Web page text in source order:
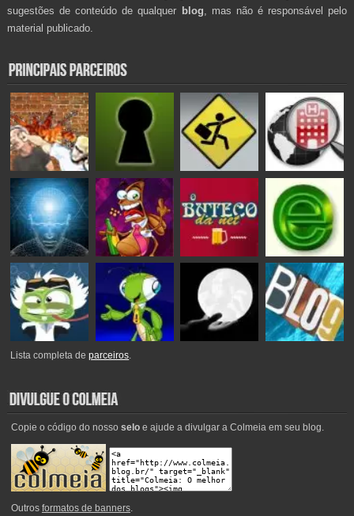
sugestões de conteúdo de qualquer blog , mas não é responsável pelo
material publicado.
Lista completa deparceiros.
Copie o código do nosso seloe ajude a divulgar a Colmeia em seu blog.
Outros formatos de banners.